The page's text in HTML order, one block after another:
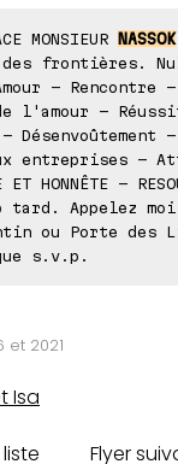
MONSIEUR NASSOK
des frontières.
- Rencontre
l'amour -
entreprises -
-
tard. Appelez
ou Porte des
s.v.p.
et 2021
Isa
Flyer